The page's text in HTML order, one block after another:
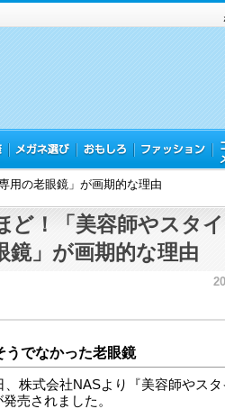
用の老眼鏡」が画期的な理由
ど！「美容師やスタ
鏡」が画期的な理由
うでなかった老眼鏡
、株式会社NASより『美容師やス
売されました。